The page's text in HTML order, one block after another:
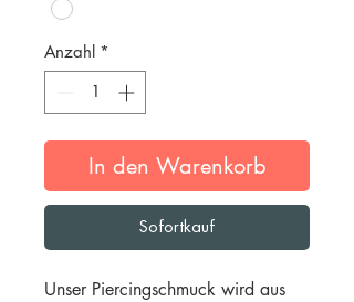
Anzahl *
In den Warenkorb
Sofortkauf
Unser Piercingschmuck wird aus